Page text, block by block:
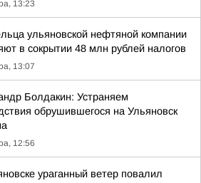
13:23
ульяновской нефтяной компании
в сокрытии 48 млн рублей налогов
13:07
Болдакин: Устраняем
обрушившегося на Ульяновск
12:56
ураганный ветер повалил